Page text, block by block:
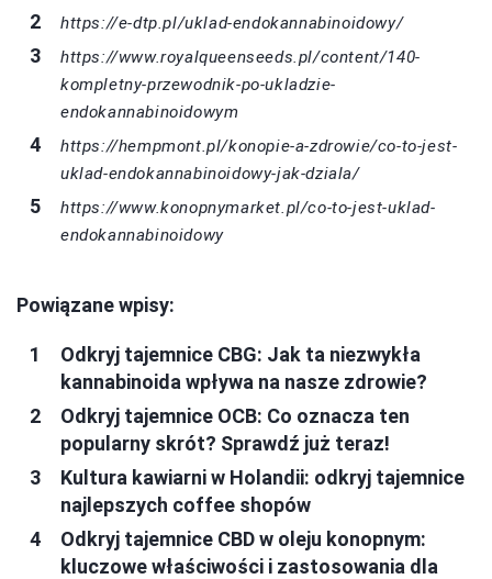
https://e-dtp.pl/uklad-endokannabinoidowy/
https://www.royalqueenseeds.pl/content/140-
kompletny-przewodnik-po-ukladzie-
endokannabinoidowym
https://hempmont.pl/konopie-a-zdrowie/co-to-jest-
uklad-endokannabinoidowy-jak-dziala/
https://www.konopnymarket.pl/co-to-jest-uklad-
endokannabinoidowy
Powiązane wpisy:
Odkryj tajemnice CBG: Jak ta niezwykła
kannabinoida wpływa na nasze zdrowie?
Odkryj tajemnice OCB: Co oznacza ten
popularny skrót? Sprawdź już teraz!
Kultura kawiarni w Holandii: odkryj tajemnice
najlepszych coffee shopów
Odkryj tajemnice CBD w oleju konopnym:
kluczowe właściwości i zastosowania dla